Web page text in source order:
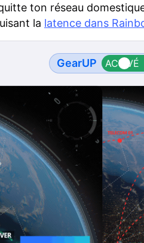
ton réseau
la latence dans
GearUP